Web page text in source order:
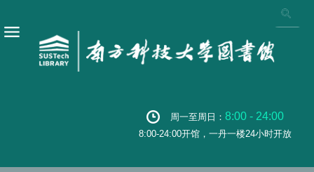
周一至周日： 8:00 - 24:00
8:00-24:00开馆，一丹一楼24小时开放